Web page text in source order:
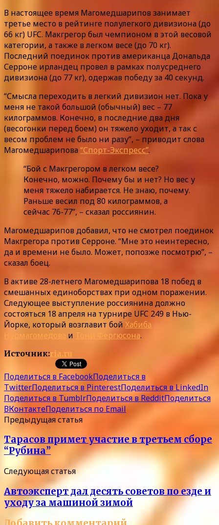
В настоящее время Магомедшарипов занимает
третье место в рейтинге полулегкого дивизиона (до
66 кг) UFC. Макгрегор был чемпионом в этой весовой
категории, а также в легком весе (до 70 кг).
Последний поединок против американца Дональда
Серроне ирландец провел в рамках полусреднего
дивизиона (до 77 кг), одержав победу за 40 секунд.
“Смысла переходить в легкий дивизион нет. Пока у
меня не такой большой (обычный) вес – 77
килограммов. Конечно, в последние два дня
(весогонки перед боем) он тяжело уходит, а так с
весом проблем не было ни разу”, – приводит слова
Магомедшарипова“Спорт-Экспресс”.
“Бой с Макгрегором в легком весе?
Конечно, можно. Почему бы и нет? Но вес у
меня тяжело набирается. Не знаю, почему.
Раньше весил под 80 килограммов, а
сейчас 76-77”, – сказал россиянин.
Магомедшарипов добавил, что не смотрел поединок
Макгрегора против Серроне. “Мне это неинтересно,
да и времени не было. Может, попозже посмотрю”, –
сказал боец.
В активе 28-летнего Магомедшарипова 18 побед в
смешанных единоборствах при одном поражении.
Следующее выступление россиянина должно
состояться 18 апреля на турнире UFC 249 в Нью-
Йорке, который возглавит бой Хабиба
Нурмагомедова и Тони Фергюсона.
Источник:ria.ru
Поделиться в FacebookПоделиться в
TwitterПоделиться в PinterestПоделиться в LinkedIn
Поделиться в TumblrПоделиться в RedditПоделиться
ВКонтактеПоделиться по Email
Предыдущая статья
Тарасов примет участие в третьем сборе
“Рубина”
Следующая статья
Автоэксперт дал десять советов по езде и
уходу за машиной зимой